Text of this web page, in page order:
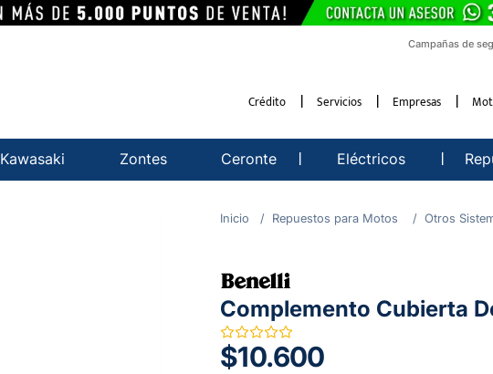
Campañas de
Crédito Servicios Empresas
Kawasaki Zontes Ceronte Eléctricos
Repuestos para Motos Otros
Complemento Cubierta
$10.600